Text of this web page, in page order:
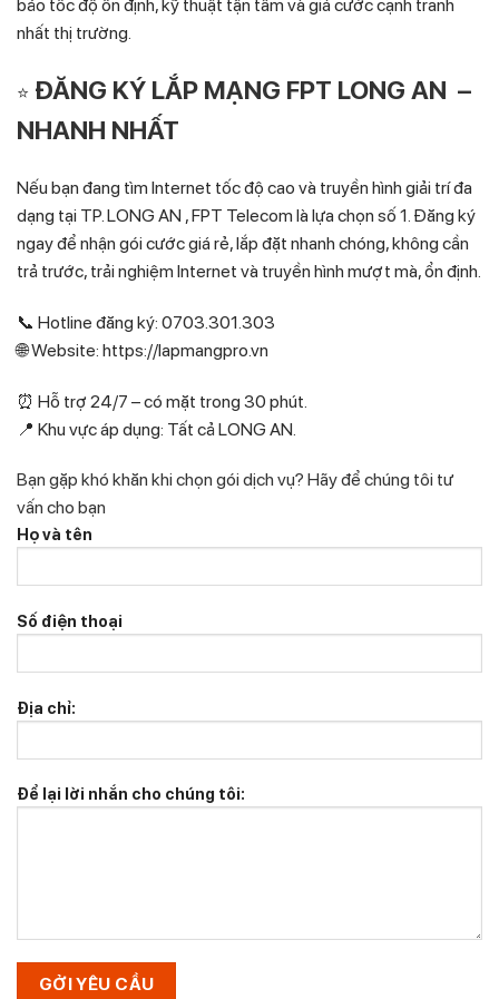
bảo tốc độ ổn định, kỹ thuật tận tâm và giá cước cạnh tranh
nhất thị trường.
⭐ ĐĂNG KÝ LẮP MẠNG FPT LONG AN –
NHANH NHẤT
Nếu bạn đang tìm Internet tốc độ cao và truyền hình giải trí đa
dạng tại TP. LONG AN , FPT Telecom là lựa chọn số 1. Đăng ký
ngay để nhận gói cước giá rẻ, lắp đặt nhanh chóng, không cần
trả trước, trải nghiệm Internet và truyền hình mượt mà, ổn định.
📞 Hotline đăng ký: 0703.301.303
🌐 Website: https://lapmangpro.vn
⏰ Hỗ trợ 24/7 – có mặt trong 30 phút.
📍 Khu vực áp dụng: Tất cả LONG AN.
Bạn gặp khó khăn khi chọn gói dịch vụ? Hãy để chúng tôi tư
vấn cho bạn
Họ và tên
Số điện thoại
Địa chỉ:
Để lại lời nhắn cho chúng tôi: